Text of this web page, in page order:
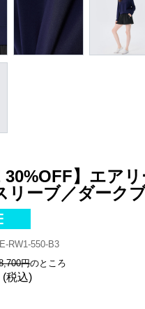
30%OFF】エア
リーブ／ダーク
RW1-550-B3
円のところ
(税込)